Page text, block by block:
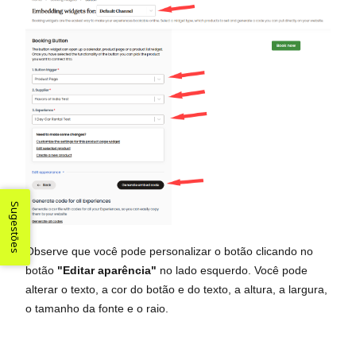
Observe que você pode personalizar o botão clicando no
botão "Editar aparência" no lado esquerdo. Você pode
alterar o texto, a cor do botão e do texto, a altura, a largura,
o tamanho da fonte e o raio.
Sugestões